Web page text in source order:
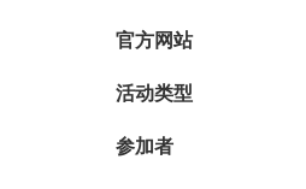
官方网站
活动类型
参加者